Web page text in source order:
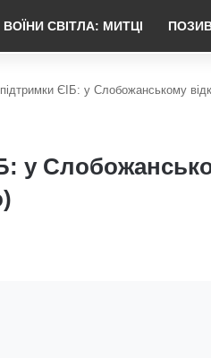
ВОЇНИ СВІТЛА: МИТЦІ
ЄІБ: у Слобожанському
у